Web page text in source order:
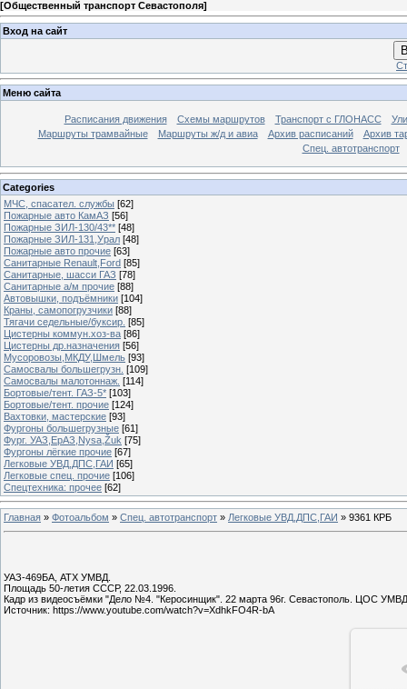
[Общественный транспорт Севастополя]
Вход на сайт
Меню сайта
Расписания движения Схемы маршрутов Транспорт с ГЛОНАСС
Маршруты трамвайные
Маршруты ж/д и авиа Архив расписаний
Архив
Спец. автотранспорт
Categories
МЧС, спасател. службы [62]
Пожарные авто КамАЗ [56]
Пожарные ЗИЛ-130/43** [48]
Пожарные ЗИЛ-131,Урал [48]
Пожарные авто прочие [63]
Санитарные Renault,Ford [85]
Санитарные, шасси ГАЗ [78]
Санитарные а/м прочие [88]
Автовышки, подъёмники [104]
Краны, самопогрузчики [88]
Тягачи седельные/буксир. [85]
Цистерны коммун.хоз-ва [86]
Цистерны др.назначения [56]
Мусоровозы,МКДУ,Шмель [93]
Самосвалы большегрузн. [109]
Самосвалы малотоннаж. [114]
Бортовые/тент. ГАЗ-5* [103]
Бортовые/тент. прочие [124]
Вахтовки, мастерские [93]
Фургоны большегрузные [61]
Фург. УАЗ,ЕрАЗ,Nysa,Žuk [75]
Фургоны лёгкие прочие [67]
Легковые УВД,ДПС,ГАИ [65]
Легковые спец. прочие [106]
Спецтехника: прочее [62]
Главная » Фотоальбом » Спец. автотранспорт » Легковые УВД,ДПС,ГАИ » 9361 КРБ
УАЗ-469БА, АТХ УМВД.
Площадь 50-летия СССР, 22.03.1996.
Кадр из видеосъёмки "Дело №4. "Керосинщик". 22 марта 96г. Севастополь. ЦОС
Источник: https://www.youtube.com/watch?v=XdhkFO4R-bA